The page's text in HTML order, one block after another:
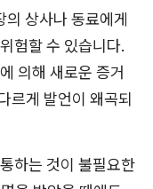
의 상사나 동료에게
험할 수 있습니다.
의해 새로운 증거
르게 발언이 왜곡되
하는 것이 불필요한